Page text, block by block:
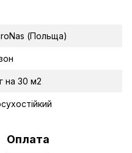
(Польща)
на 30 м2
Оплата